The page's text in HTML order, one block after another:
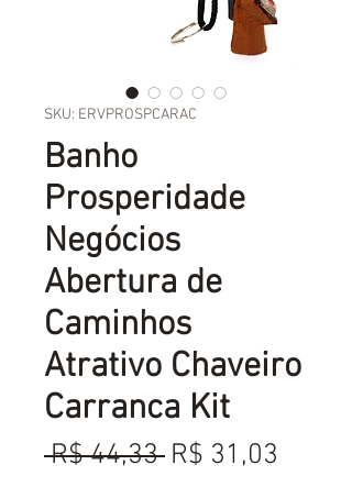
SKU: ERVPROSPCARAC
Banho
Prosperidade
Negócios
Abertura de
Caminhos
Atrativo Chaveiro
Carranca Kit
R$ 44,33 Preço
R$ 31,03